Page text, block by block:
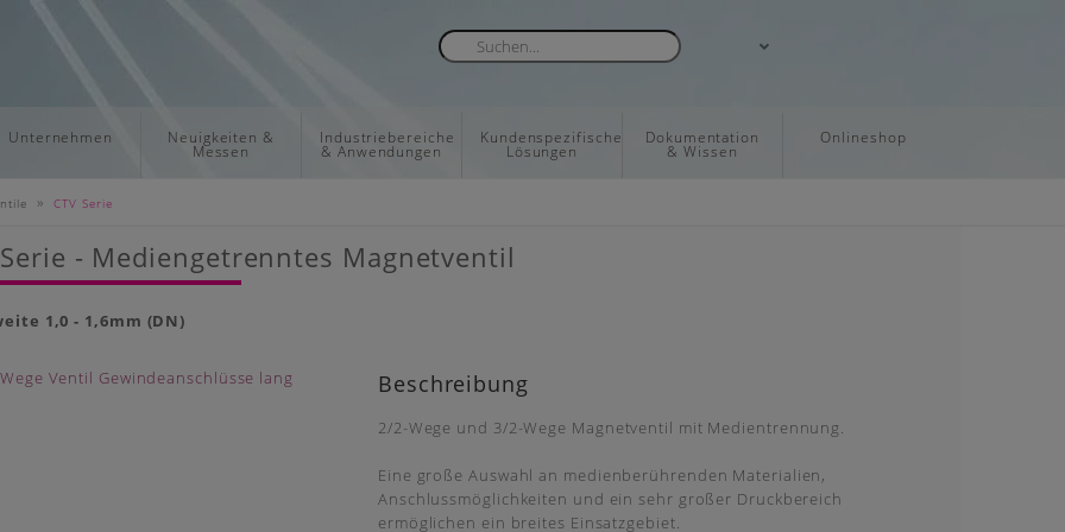
Unternehmen Neuigkeiten &
Messen
Industriebereiche
& Anwendungen
Kundenspezifische
Lösungen
Dokumentation
& Wissen
Onlineshop
» CTV Serie
Serie - Mediengetrenntes Magnetventil
1,0 - 1,6mm (DN)
Beschreibung
2/2-Wege und 3/2-Wege Magnetventil mit Medientrennung.
Eine große Auswahl an medienberührenden Materialien,
Anschlussmöglichkeiten und ein sehr großer Druckbereich
ermöglichen ein breites Einsatzgebiet.